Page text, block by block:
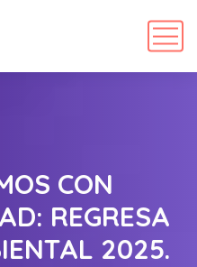
CON
REGRESA
2025.